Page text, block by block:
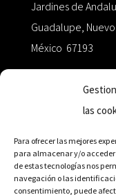
las
Para ofrecer las mejores
para almacenar y/o
de estas tecnologías nos
navegación o las
consentimiento, puede
Jardines de
Guadalupe,
México 67193
+52 811.499.5638
RED DE